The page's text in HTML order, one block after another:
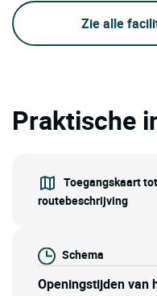
Zie alle
Praktische
Toegangskaart
routebeschrijving
Schema
Openingstijden van